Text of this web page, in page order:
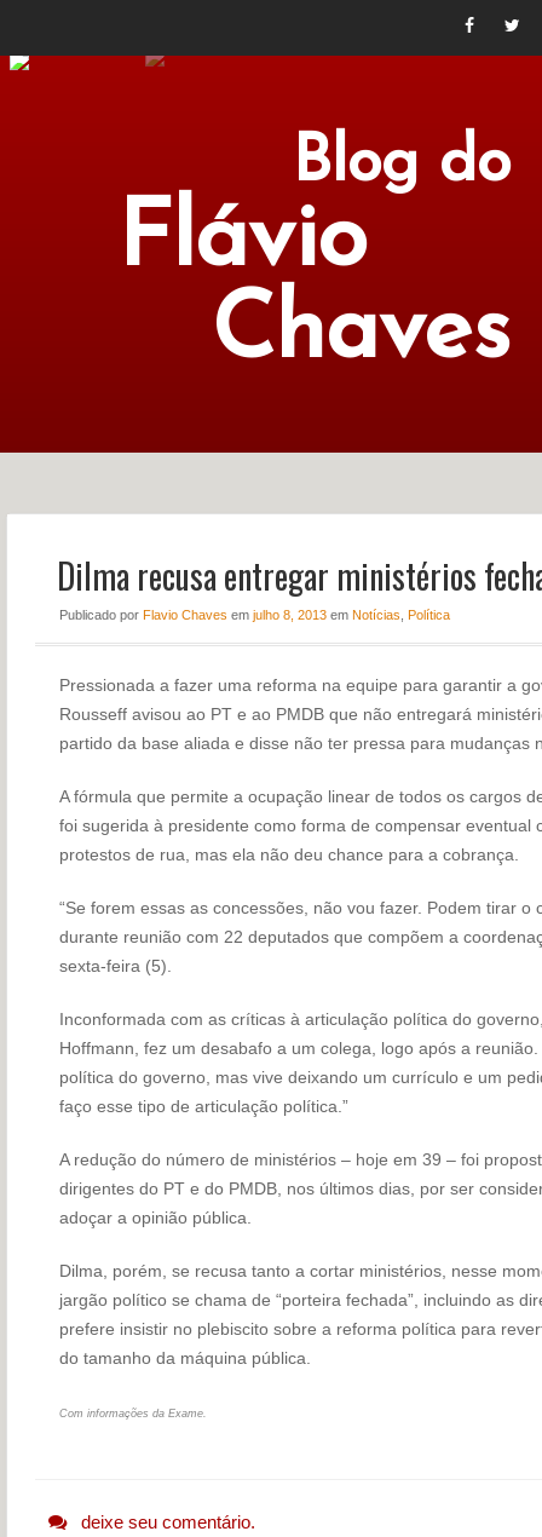
Blog do
Flávio
Chaves
NOTÍCIAS PERFIL
CONTATO
Dilma recusa entregar ministérios
Publicado por Flavio Chaves em julho 8, 2013em Notícias Política
Pressionada a fazer uma reforma na equipe para garantir a
Rousseff avisou ao PT e ao PMDB que não entregará
partido da base aliada e disse não ter pressa para mudanças
A fórmula que permite a ocupação linear de todos os cargos
foi sugerida à presidente como forma de compensar eventual
protestos de rua, mas ela não deu chance para a cobrança.
“Se forem essas as concessões, não vou fazer. Podem tirar o
durante reunião com 22 deputados que compõem a
sexta-feira (5).
Inconformada com as críticas à articulação política do
Hoffmann, fez um desabafo a um colega, logo após a
política do governo, mas vive deixando um currículo e um
faço esse tipo de articulação política.”
A redução do número de ministérios – hoje em 39 – foi
dirigentes do PT e do PMDB, nos últimos dias, por ser
adoçar a opinião pública.
Dilma, porém, se recusa tanto a cortar ministérios, nesse
jargão político se chama de “porteira fechada”, incluindo as
prefere insistir no plebiscito sobre a reforma política para
do tamanho da máquina pública.
Com informações da Exame.
deixe seu comentário.